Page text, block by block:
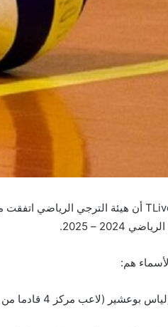
2024 – 2025.
هم:
(لاعب مركز 4 قادما من سعيدية سيدي بوسعيد)